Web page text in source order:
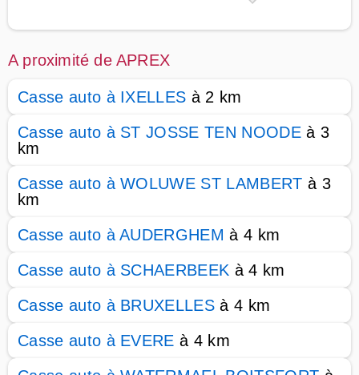
A proximité de APREX
Casse auto à IXELLES à 2 km
Casse auto à ST JOSSE TEN NOODEà 3
km
Casse auto à WOLUWE ST LAMBERT à 3
km
Casse auto à AUDERGHEM à 4 km
Casse auto à SCHAERBEEK à 4 km
Casse auto à BRUXELLES à 4 km
Casse auto à EVERE à 4 km